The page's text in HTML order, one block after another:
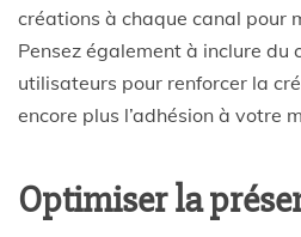
créations à chaque canal pour
Pensez également à inclure du
utilisateurs pour renforcer la
encore plus l’adhésion à votre
Optimiser la